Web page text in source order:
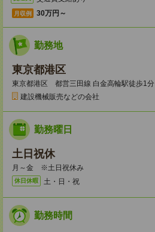
月収例 30万円～
勤務地
東京都港区
東京都港区 都営三田線 白金高輪駅徒歩1分
建設機械販売などの会社
勤務曜日
土日祝休
月～金 ※土日祝休み
休日休暇 土・日・祝
勤務時間